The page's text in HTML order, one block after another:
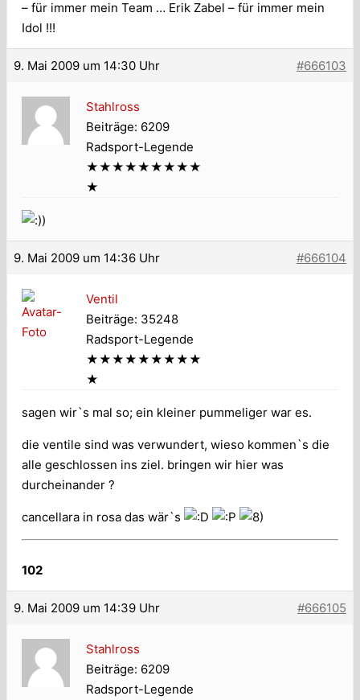
– für immer mein Team … Erik Zabel – für immer mein
Idol !!!
9. Mai 2009 um 14:30 Uhr #666103
Stahlross
Beiträge: 6209
Radsport-Legende
★★★★★★★★★
★
)
9. Mai 2009 um 14:36 Uhr #666104
Ventil
Beiträge: 35248
Radsport-Legende
★★★★★★★★★
★
sagen wir`s mal so; ein kleiner pummeliger war es.
die ventile sind was verwundert, wieso kommen`s die
alle geschlossen ins ziel. bringen wir hier was
durcheinander ?
cancellara in rosa das wär`s
102
9. Mai 2009 um 14:39 Uhr #666105
Stahlross
Beiträge: 6209
Radsport-Legende